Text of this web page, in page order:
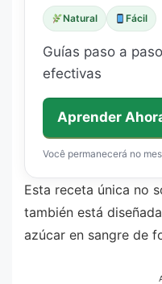
Natural Fácil
Guías paso a
efectivas
Aprender
Você permanecerá no
Esta receta única no
también está
azúcar en sangre de